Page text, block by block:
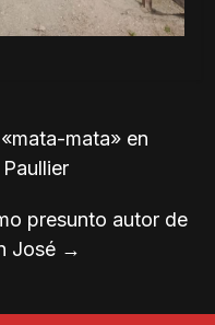
mata» en
presunto autor de
José →